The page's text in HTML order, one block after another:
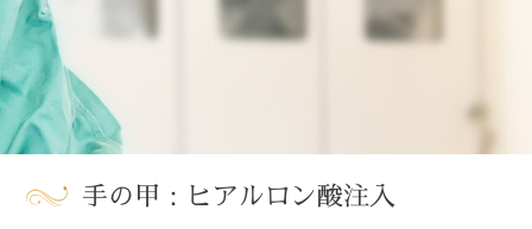
手の甲：ヒアルロン酸注入